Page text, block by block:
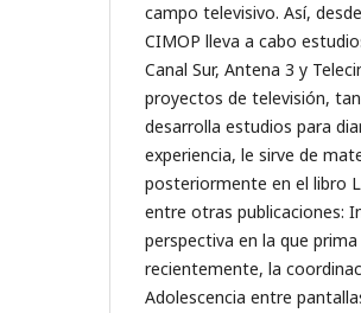
campo televisivo. Así,
CIMOP lleva a cabo
Canal Sur, Antena 3 y
proyectos de televisión,
desarrolla estudios para
experiencia, le sirve de
posteriormente en el libro
entre otras publicaciones:
perspectiva en la que
recientemente, la
Adolescencia entre